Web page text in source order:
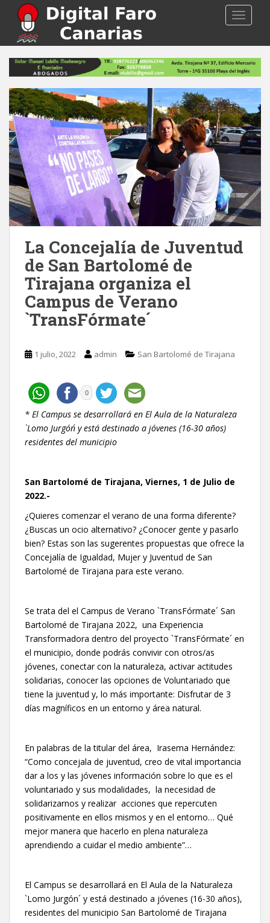
p
La Concejalía de Juventud
de San Bartolomé de
Tirajana organiza el
Campus de Verano
`TransFórmate´
1 julio, 2022 admin San Bartolomé de Tirajana
0
* El Campus se desarrollará en El Aula de la Naturaleza
`Lomo Jurgón´ y está destinado a jóvenes (16-30 años)
residentes del municipio
San Bartolomé de Tirajana, Viernes, 1 de Julio de
2022.-
¿Quieres comenzar el verano de una forma diferente?
¿Buscas un ocio alternativo? ¿Conocer gente y pasarlo
bien? Estas son las sugerentes propuestas que ofrece la
Concejalía de Igualdad, Mujer y Juventud de San
Bartolomé de Tirajana para este verano.
Se trata del el Campus de Verano `TransFórmate´ San
Bartolomé de Tirajana 2022, una Experiencia
Transformadora dentro del proyecto `TransFórmate´ en
el municipio, donde podrás convivir con otros/as
jóvenes, conectar con la naturaleza, activar actitudes
solidarias, conocer las opciones de Voluntariado que
tiene la juventud y, lo más importante: Disfrutar de 3
días magníficos en un entorno y área natural.
En palabras de la titular del área, Irasema Hernández:
“Como concejala de juventud, creo de vital importancia
dar a los y las jóvenes información sobre lo que es el
voluntariado y sus modalidades, la necesidad de
solidarizarnos y realizar acciones que repercuten
positivamente en ellos mismos y en el entorno… Qué
mejor manera que hacerlo en plena naturaleza
aprendiendo a cuidar el medio ambiente”…
El Campus se desarrollará en El Aula de la Naturaleza
`Lomo Jurgón´ y está destinado a jóvenes (16-30 años),
residentes del municipio San Bartolomé de Tirajana